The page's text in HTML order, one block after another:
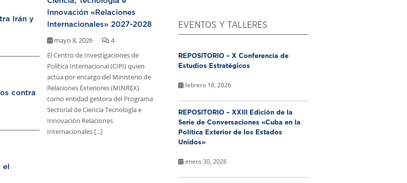
Innovación «Relaciones
Internacionales» 2027-2028
mayo 8, 2026
4
El Centro de Investigaciones de
Política Internacional (CIPI) quien
actúa por encargo del Ministerio de
Relaciones Exteriores (MINREX)
como entidad gestora del Programa
Sectorial de Ciencia Tecnología e
Innovación Relaciones
Internacionales [...]
Irán y
contra
el
EVENTOS Y TALLERES
REPOSITORIO – X Conferencia de
Estudios Estratégicos
febrero 18, 2026
REPOSITORIO – XXIII Edición de la
Serie de Conversaciones «Cuba en la
Política Exterior de los Estados
Unidos»
enero 30, 2026